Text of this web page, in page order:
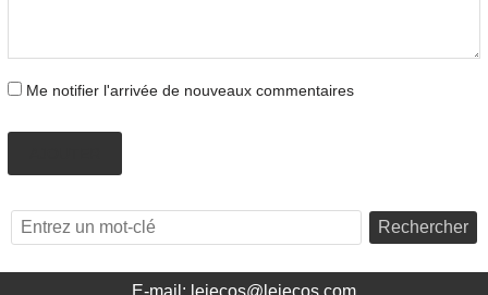
Me notifier l'arrivée de nouveaux commentaires
Rechercher
E-mail: lejecos@lejecos.com